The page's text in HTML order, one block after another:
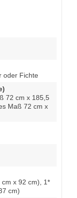
oder Fichte
72 cm x 185,5
Maß 72 cm x
x 92 cm), 1*
cm)